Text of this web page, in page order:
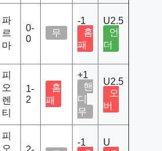
파
르
마
0-
0
무
-1
홈
패
U2.5
언
더
피
오
렌
티
1-
2
홈
패
+1
핸
디
무
U2.5
오
버
피
오
-1
U